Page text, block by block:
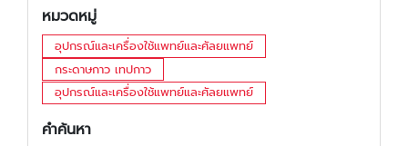
หมวดหมู่
อุปกรณ์และเครื่องใช้แพทย์และศัลยแพทย์
กระดาษกาว เทปกาว
อุปกรณ์และเครื่องใช้แพทย์และศัลยแพทย์
คำค้นหา